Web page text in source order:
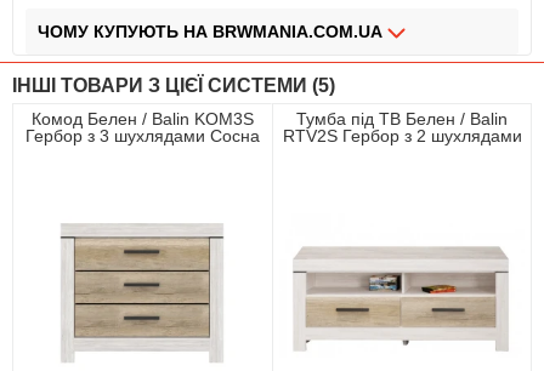
ЧОМУ КУПУЮТЬ НА BRWMANIA.COM.UA
МЕБЛІ НА БУДЬ ЯКИЙ СМАК
ДОСТАВКА ЗА 2 ДНІ
СПЛАЧУЙ АВАНС, А РЕШТУ ПРИ ОТРИМАННІ
ЗБІРКА МЕБЛІВ
99,9% ЗАДОВОЛЕНИХ КЛІЄНТІВ
ІНШІ ТОВАРИ З ЦІЄЇ СИСТЕМИ (5)
Комод Белен / Balin KOM3S
Гербор з 3 шухлядами Сосна
Тумба під ТВ Белен / Balin
RTV2S Гербор з 2 шухлядами